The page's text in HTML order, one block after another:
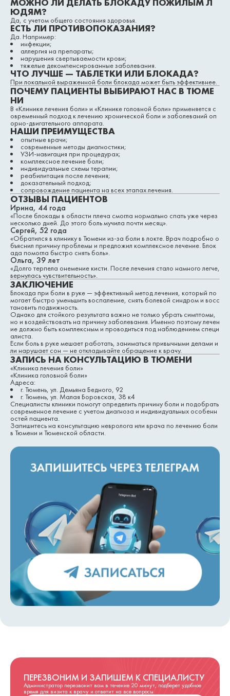
ЮДЯМ?
Да, с учетом общего состояния здоровья.
ЕСТЬ ЛИ ПРОТИВОПОКАЗАНИЯ?
Да. Например:
инфекции;
аллергия на препараты;
нарушения свертываемости крови;
тяжелые декомпенсированные заболевания.
ЧТО ЛУЧШЕ — ТАБЛЕТКИ ИЛИ БЛОКАДА?
При локальной выраженной боли блокада может быть эффективнее.
ПОЧЕМУ ПАЦИЕНТЫ ВЫБИРАЮТ НАС В ТЮМЕ
НИ
В «Клинике лечения боли» и «Клинике головной боли» применяется с
овременный подход к лечению хронической боли и заболеваний оп
орно-двигательного аппарата.
НАШИ ПРЕИМУЩЕСТВА
опытные врачи;
современные методы диагностики;
УЗИ-навигация при процедурах;
комплексное лечение боли;
индивидуальные схемы терапии;
реабилитация после лечения;
доказательный подход;
сопровождение пациента на всех этапах лечения.
ОТЗЫВЫ ПАЦИЕНТОВ
Ирина, 44 года
«После блокады в области плеча смогла нормально спать уже через
несколько дней. До этого боль мучила почти месяц».
Сергей, 52 года
«Обратился в клинику в Тюмени из-за боли в локте. Врач подробно о
бъяснил причину проблемы и предложил комплексное лечение. Блок
ада помогла быстро снять боль».
Ольга, 39 лет
«Долго терпела онемение кисти. После лечения стало намного легче,
вернулась чувствительность».
ЗАКЛЮЧЕНИЕ
Блокада при боли в руке — эффективный метод лечения, который по
могает быстро уменьшить воспаление, снять болевой синдром и восс
тановить подвижность.
Однако для стойкого результата важно не только убрать симптомы,
но и воздействовать на причину заболевания. Именно поэтому лечен
ие должно быть комплексным и проводиться под наблюдением специ
алиста.
Если боль в руке мешает работать, заниматься привычными делами и
ли нарушает сон — не откладывайте обращение к врачу.
ЗАПИСЬ НА КОНСУЛЬТАЦИЮ В ТЮМЕНИ
«Клиника лечения боли»
«Клиника головной боли»
Адреса:
г. Тюмень, ул. Демьяна Бедного, 92
г. Тюмень, ул. Малая Боровская, 38 к4
Специалисты клиники помогут определить причину боли и подобрать
современное лечение с учетом диагноза и индивидуальных особенн
остей пациента.
Запишитесь на консультацию невролога или врача по лечению боли
в Тюмени и Тюменской области.
ПЕРЕЗВОНИМ И ЗАПИШЕМ К СПЕЦИАЛИСТУ
Администратор перезвонит вам в течение 20 минут, подберет удобное
время для визита к врачу и ответит на все вопросы